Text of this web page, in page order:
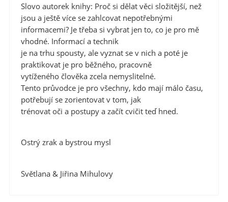
Slovo autorek knihy: Proč si dělat věci složitější, než
jsou a ještě více se zahlcovat nepotřebnými
informacemi? Je třeba si vybrat jen to, co je pro mě
vhodné. Informací a technik
je na trhu spousty, ale vyznat se v nich a poté je
praktikovat je pro běžného, pracovně
vytíženého člověka zcela nemyslitelné.
Tento průvodce je pro všechny, kdo mají málo času,
potřebují se zorientovat v tom, jak
trénovat oči a postupy a začít cvičit teď hned.
Ostrý zrak a bystrou mysl
Světlana & Jiřina Mihulovy